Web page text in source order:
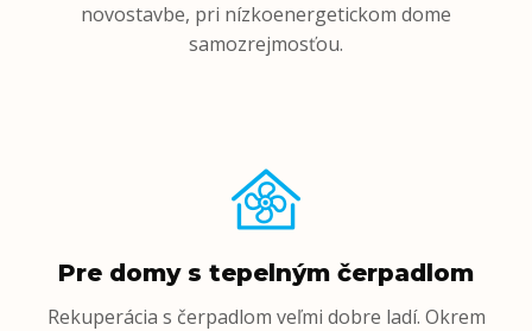
novostavbe, pri nízkoenergetickom dome
samozrejmosťou.
Pre domy s tepelným čerpadlom
Rekuperácia s čerpadlom veľmi dobre ladí. Okrem